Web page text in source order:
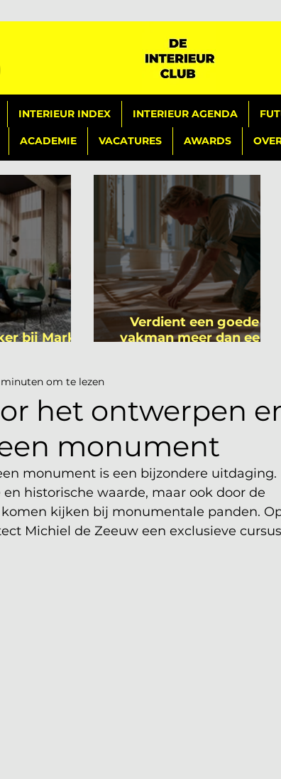
INTERIEUR INDEX INTERIEUR AGENDA
ACADEMIE VACATURES AWARDS
bij Mark
Verdient een goede
vakman meer dan een
het ontwerpen
monument
om te lezen
monument is een bijzondere uitdaging.
historische waarde, maar ook door de
kijken bij monumentale panden.
Michiel de Zeeuw een exclusieve cursus